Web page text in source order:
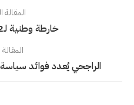
المقالة
خارطة وطنية لـ8.2 مليون عقار
المقالة
الراجحي يُعدد فوائد